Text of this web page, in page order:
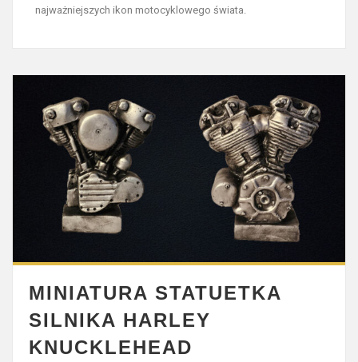
najważniejszych ikon motocyklowego świata.
MINIATURA STATUETKA
SILNIKA HARLEY
KNUCKLEHEAD